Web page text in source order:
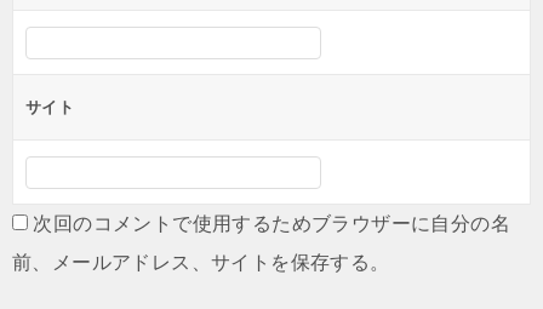
サイト
次回のコメントで使用するためブラウザーに自分の名
前、メールアドレス、サイトを保存する。